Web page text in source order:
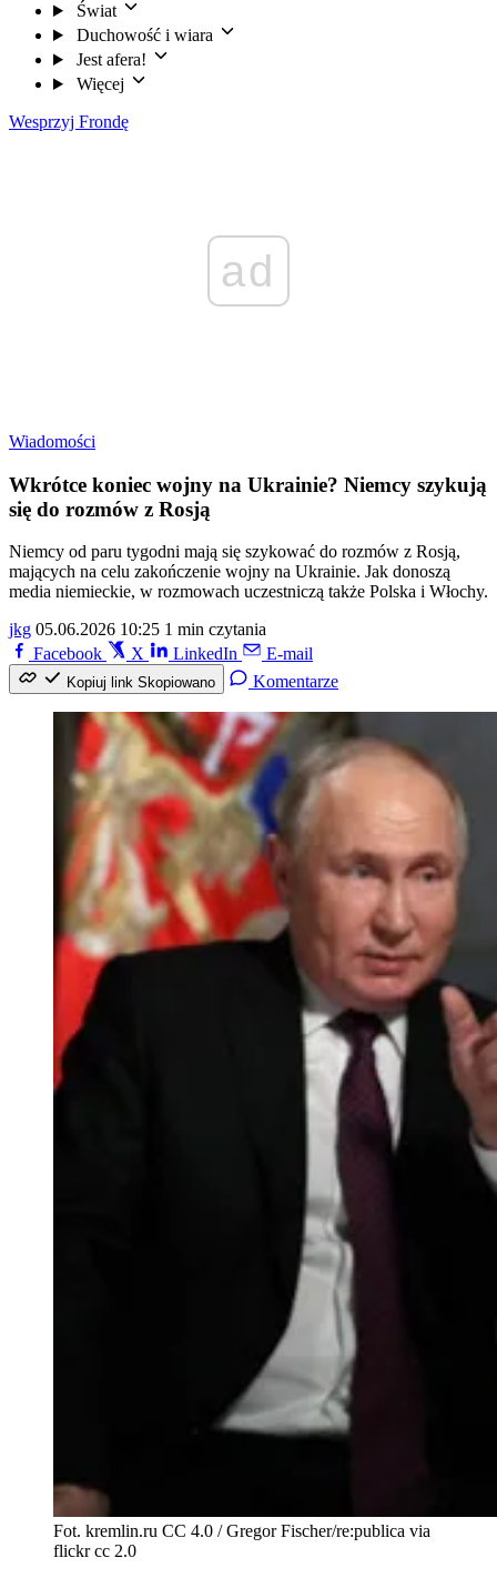
Świat
Duchowość i wiara
Jest afera!
Więcej
Wesprzyj Frondę
ad
Wiadomości
Wkrótce koniec wojny na Ukrainie? Niemcy szykują
się do rozmów z Rosją
Niemcy od paru tygodni mają się szykować do rozmów z Rosją,
mających na celu zakończenie wojny na Ukrainie. Jak donoszą
media niemieckie, w rozmowach uczestniczą także Polska i Włochy.
jkg 05.06.2026 10:25 1 min czytania
Facebook
X LinkedIn E-mail
Kopiuj link Skopiowano Komentarze
Fot. kremlin.ru CC 4.0 / Gregor Fischer/re:publica via
flickr cc 2.0